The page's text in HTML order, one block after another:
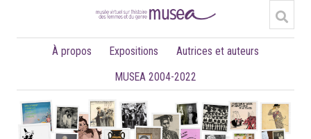
À propos Expositions
Autrices et auteurs
MUSEA 2004-2022